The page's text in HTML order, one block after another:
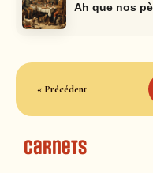
Ah que nos
« Précédent
Carnets